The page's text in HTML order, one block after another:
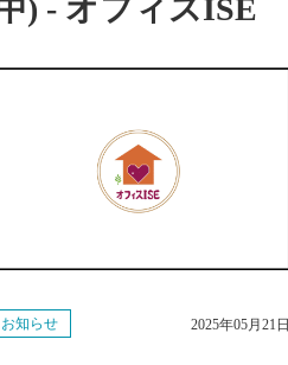
) - オフィスISE
お知らせ 2025年05月21日